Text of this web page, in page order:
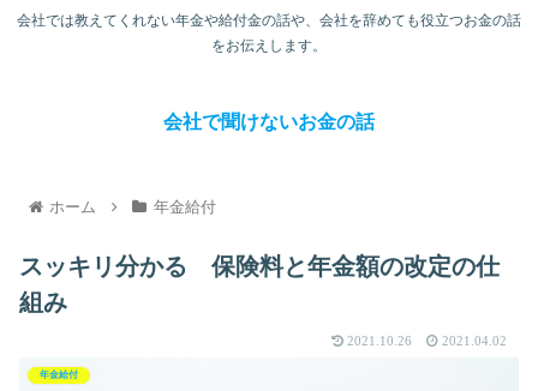
会社では教えてくれない年金や給付金の話や、会社を辞めても役立つお金の話
をお伝えします。
会社で聞けないお金の話
ホーム 年金給付
スッキリ分かる 保険料と年金額の改定の仕
組み
2021.10.26 2021.04.02
年金給付